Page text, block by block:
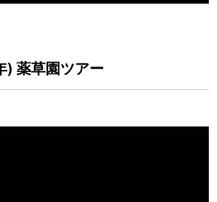
) 薬草園ツアー